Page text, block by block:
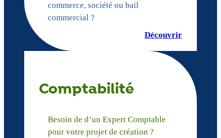
commerce, société ou bail
commercial ?
Découvrir
Comptabilité
Besoin de d’un Expert Comptable
pour votre projet de création ?